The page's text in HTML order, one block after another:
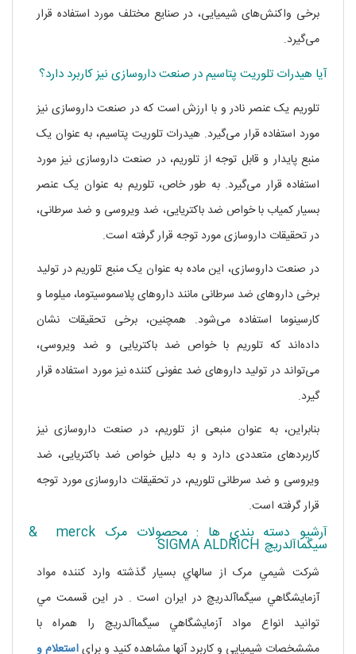
برخی واکنش‌های شیمیایی، در صنایع مختلف مورد استفاده قرار
می‌گیرد.
آیا هیدرات تلوریت پتاسیم در صنعت داروسازی نیز کاربرد دارد؟
تلوریم یک عنصر نادر و با ارزش است که در صنعت داروسازی نیز
مورد استفاده قرار می‌گیرد. هیدرات تلوریت پتاسیم، به عنوان یک
منبع پایدار و قابل توجه از تلوریم، در صنعت داروسازی نیز مورد
استفاده قرار می‌گیرد. به طور خاص، تلوریم به عنوان یک عنصر
بسیار کمیاب با خواص ضد باکتریایی، ضد ویروسی و ضد سرطانی،
در تحقیقات داروسازی مورد توجه قرار گرفته است.
در صنعت داروسازی، این ماده به عنوان یک منبع تلوریم در تولید
برخی داروهای ضد سرطانی مانند داروهای پلاسموسیتوما، میلوما و
کارسینوما استفاده می‌شود. همچنین، برخی تحقیقات نشان
داده‌اند که تلوریم با خواص ضد باکتریایی و ضد ویروسی،
می‌تواند در تولید داروهای ضد عفونی کننده نیز مورد استفاده قرار
بنابراین، به عنوان منبعی از تلوریم، در صنعت داروسازی نیز
کاربردهای متعددی دارد و به دلیل خواص ضد باکتریایی، ضد
ویروسی و ضد سرطانی تلوریم، در تحقیقات داروسازی مورد توجه
قرار گرفته است.
آرشيو دسته بندي ها : محصولات مرک merck &
سيگماآلدريچ SIGMA ALDRICH
شرکت شيمي مرک از سالهاي بسيار گذشته وارد کننده مواد
آزمايشگاهي سيگماآلدريچ در ايران است . در اين قسمت مي
توانيد انواع مواد آزمايشگاهي سيگماآلدريچ را همراه با
مششخصات شيميايي و کاربرد آنها مشاهده کنيد و براي استعلام و